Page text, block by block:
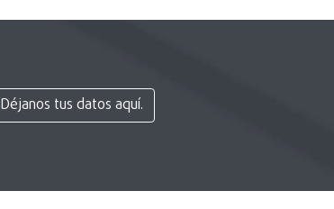
Déjanos tus datos aquí.